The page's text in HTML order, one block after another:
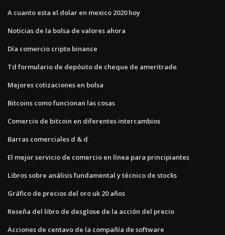
A cuanto esta el dolar en mexico 2020 hoy
Noticias de la bolsa de valores ahora
Día comercio cripto binance
Td formulario de depósito de cheque de ameritrade
Mejores cotizaciones en bolsa
Bitcoins como funcionan las cosas
Comercio de bitcoin en diferentes intercambios
Barras comerciales d & d
El mejor servicio de comercio en línea para principiantes
Libros sobre análisis fundamental y técnico de stocks
Gráfico de precios del oro uk 20 años
Reseña del libro de desglose de la acción del precio
Acciones de centavo de la compañía de software